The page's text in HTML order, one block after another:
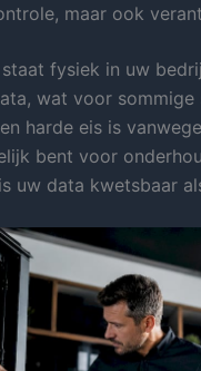
maar ook
staat fysiek in uw
wat voor
harde eis is
bent voor
uw data kwetsbaar